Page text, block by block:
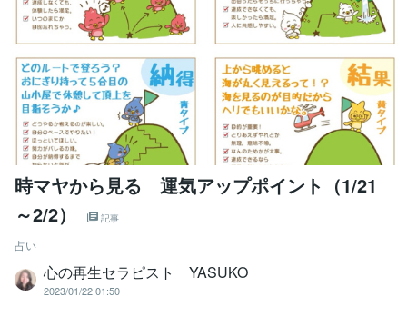
時マヤから見る 運気アップポイント（1/21
～2/2）
記事
占い
心の再生セラピスト YASUKO
2023/01/22 01:50